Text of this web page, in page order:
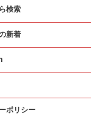
検索
新着
ポリシー